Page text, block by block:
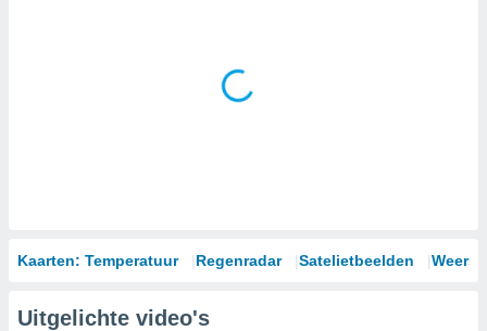
Kaarten: Temperatuur Regenradar Satelietbeelden
Uitgelichte video's